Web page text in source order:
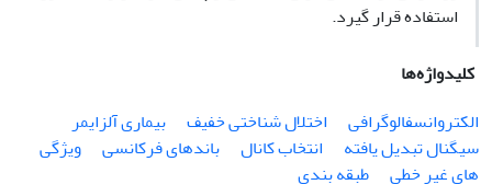
استفاده قرار گیرد.
کلیدواژه‌ها
الکتروانسفالوگرافی
اختلال شناختی خفیف
بیماری آلزایمر
سیگنال تبدیل یافته
انتخاب کانال باندهای فرکانسی
ویژگی
های غیر خطی
طبقه بندی